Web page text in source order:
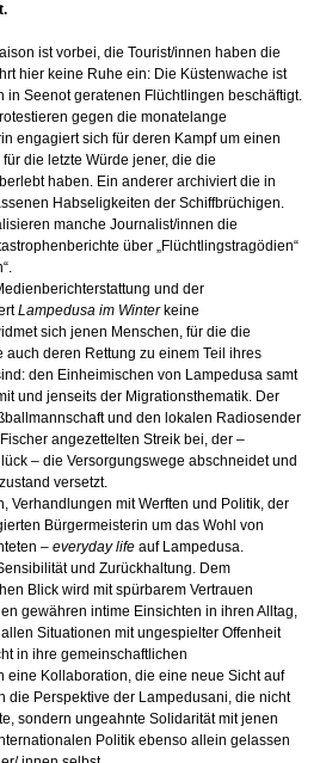
ist vorbei, die Tourist/innen haben die
hier keine Ruhe ein: Die Küstenwache ist
in Seenot geratenen Flüchtlingen beschäftigt.
gegen die monatelange
engagiert sich für deren Kampf um einen
die letzte Würde jener, die die
haben. Ein anderer archiviert die in
Habseligkeiten der Schiffbrüchigen.
manche Journalist/innen die
über „Flüchtlingstragödien“
und der
Lampedusa im Winterkeine
sich jenen Menschen, für die die
auch deren Rettung zu einem Teil ihres
den Einheimischen von Lampedusa samt
und jenseits der Migrationsthematik. Der
und den lokalen Radiosender
angezettelten Streik bei, der –
– die Versorgungswege abschneidet und
versetzt.
Verhandlungen mit Werften und Politik, der
Bürgermeisterin um das Wohl von
– everyday life auf Lampedusa.
und Zurückhaltung. Dem
Blick wird mit spürbarem Vertrauen
gewähren intime Einsichten in ihren Alltag,
Situationen mit ungespielter Offenheit
in ihre gemeinschaftlichen
eine Kollaboration, die eine neue Sicht auf
die Perspektive der Lampedusani, die nicht
sondern ungeahnte Solidarität mit jenen
Politik ebenso allein gelassen